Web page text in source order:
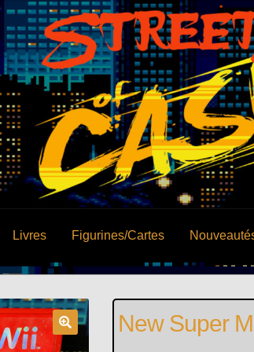
Livres Figurines/Cartes
New Super